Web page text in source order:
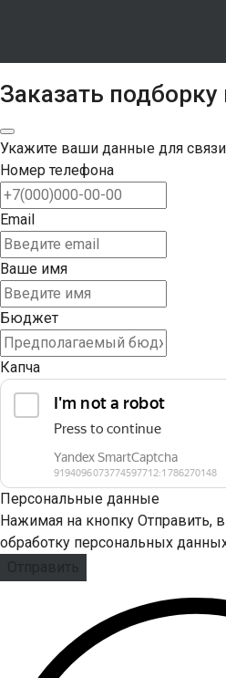
Заказать подборку
Укажите ваши данные для
Номер телефона
Email
Ваше имя
Бюджет
Капча
Персональные данные
Нажимая на кнопку Отправить,
обработку персональных
Отправить